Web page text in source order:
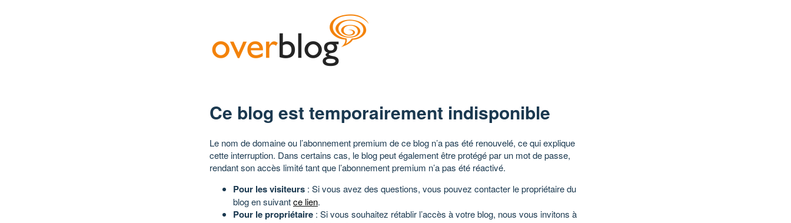
Ce blog est temporairement indisponible
Le nom de domaine ou l’abonnement premium de ce blog n’a pas été renouvelé, ce qui explique
cette interruption. Dans certains cas, le blog peut également être protégé par un mot de passe,
rendant son accès limité tant que l’abonnement premium n’a pas été réactivé.
Pour les visiteurs : Si vous avez des questions, vous pouvez contacter le propriétaire du
blog en suivantce lien.
Pour le propriétaire : Si vous souhaitez rétablir l’accès à votre blog, nous vous invitons à